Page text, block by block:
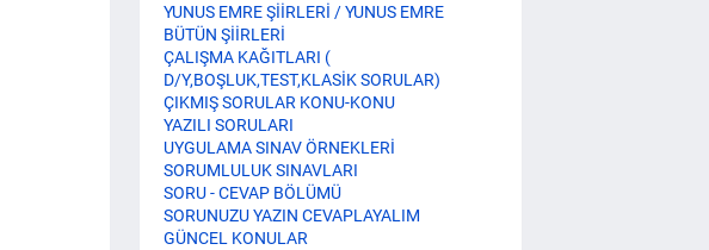
YUNUS EMRE ŞİİRLERİ / YUNUS EMRE
BÜTÜN ŞİİRLERİ
ÇALIŞMA KAĞITLARI (
D/Y,BOŞLUK,TEST,KLASİK SORULAR)
ÇIKMIŞ SORULAR KONU-KONU
YAZILI SORULARI
UYGULAMA SINAV ÖRNEKLERİ
SORUMLULUK SINAVLARI
SORU - CEVAP BÖLÜMÜ
SORUNUZU YAZIN CEVAPLAYALIM
GÜNCEL KONULAR